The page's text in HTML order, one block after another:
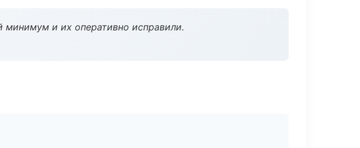
минимум и их оперативно исправили.